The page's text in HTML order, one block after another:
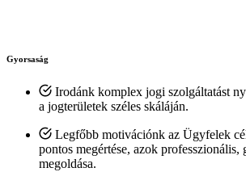
Gyorsaság
Irodánk komplex jogi szolgáltatást
a jogterületek széles skáláján.
Legfőbb motivációnk az Ügyfelek
pontos megértése, azok professzionális,
megoldása.